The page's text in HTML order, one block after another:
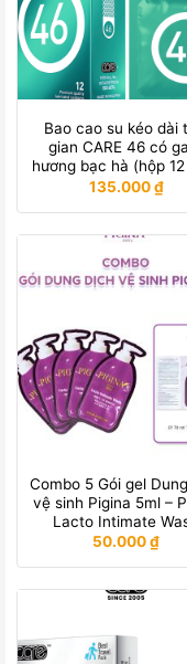
Bao cao su kéo dài
gian CARE 46 có
hương bạc hà (hộp
135.000₫
Combo 5 Gói gel
vệ sinh Pigina 5ml –
Lacto Intimate
50.000₫